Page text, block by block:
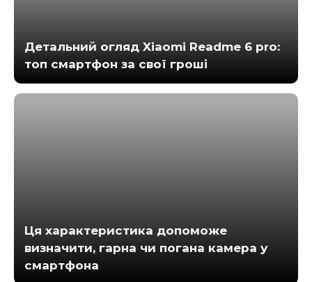
Детальний огляд Xiaomi Readme 6 pro:
топ смартфон за свої гроші
Ця характеристика допоможе
визначити, гарна чи погана камера у
смартфона